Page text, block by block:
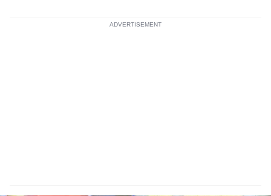
ADVERTISEMENT